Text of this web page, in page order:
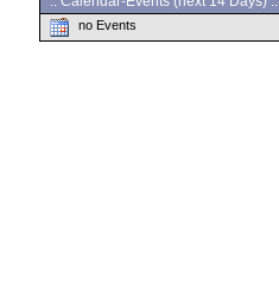
no Events